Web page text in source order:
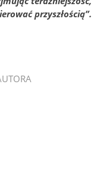
przyszłością”.